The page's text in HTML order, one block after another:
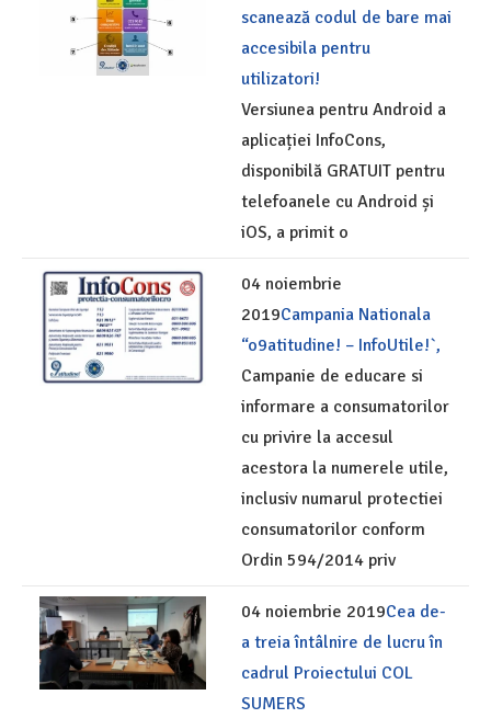
scanează codul de bare mai
accesibila pentru
utilizatori!
Versiunea pentru Android a
aplicației InfoCons,
disponibilă GRATUIT pentru
telefoanele cu Android și
iOS, a primit o
04 noiembrie
2019Campania Nationala
“o9atitudine! – InfoUtile!`,
Campanie de educare si
informare a consumatorilor
cu privire la accesul
acestora la numerele utile,
inclusiv numarul protectiei
consumatorilor conform
Ordin 594/2014 priv
04 noiembrie 2019Cea de-
a treia întâlnire de lucru în
cadrul Proiectului COL
SUMERS